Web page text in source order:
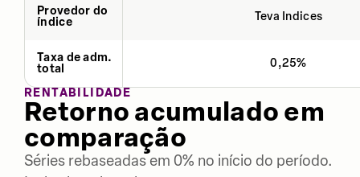
Provedor do
índice
Teva Indices
Taxa de adm.
total
0,25%
RENTABILIDADE
Retorno acumulado em
comparação
Séries rebaseadas em 0% no início do período.